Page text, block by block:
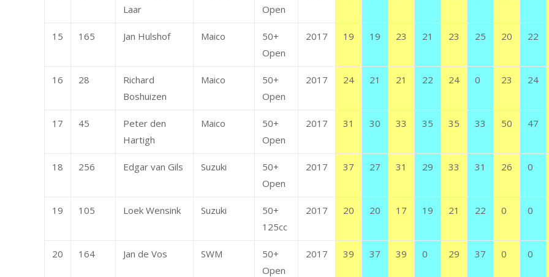
Laar
Open
15 165 Jan Hulshof Maico
50+
Open
2017 19 19 23 21 23 25 20 22
16 28
Richard
Boshuizen
Maico
50+
Open
2017 24 21 21 22 24 0 23 24
17 45
Peter den
Hartigh
Maico
50+
Open
2017 31 30 33 35 35 33 50 47
18 256 Edgar van Gils Suzuki
50+
Open
2017 37 27 31 29 33 31 26 0
19 105 Loek Wensink Suzuki
50+
125cc
2017 20 20 17 19 21 22 0 0
20 164 Jan de Vos SWM
50+
Open
2017 39 37 39 0 29 37 0 0